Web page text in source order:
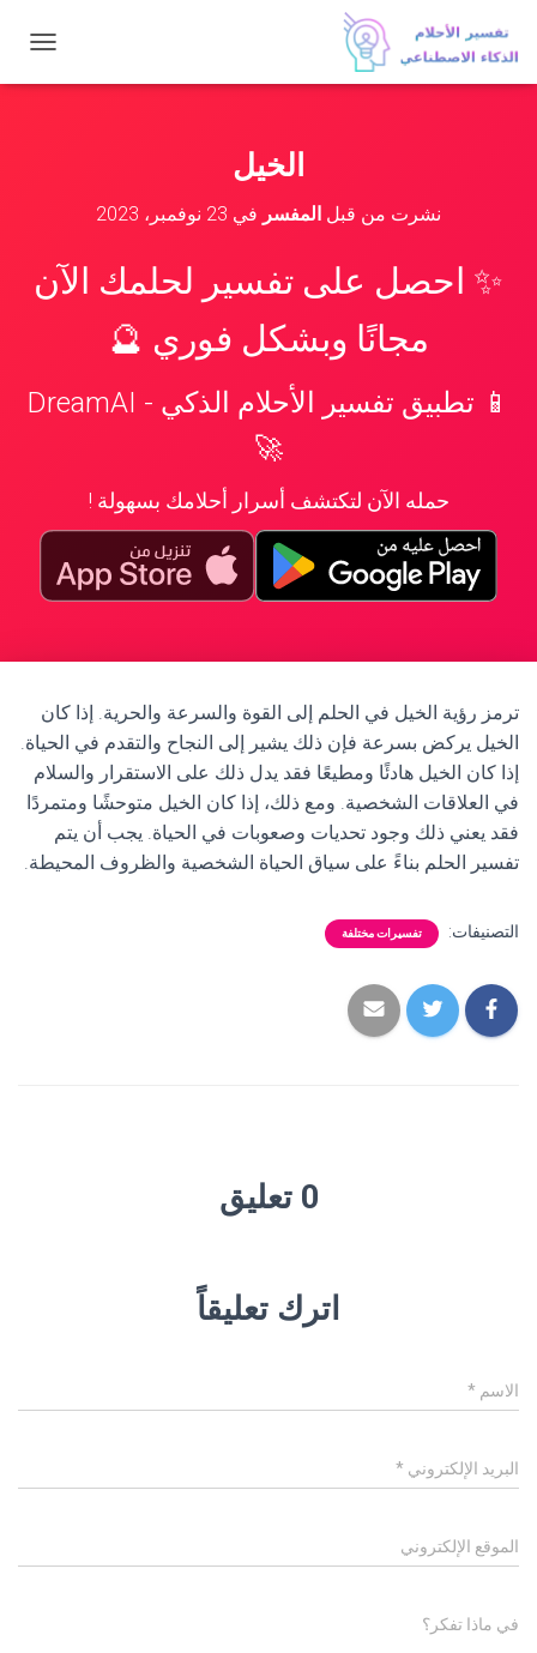
ب
ل
الخيل
نشرت من قبل المفسر في 23 نوفمبر، 2023
✨ احصل على تفسير لحلمك الآن
مجانًا وبشكل فوري 🔮
📱 تطبيق تفسير الأحلام الذكي - DreamAI
🚀
حمله الآن لتكتشف أسرار أحلامك بسهولة !
ترمز رؤية الخيل في الحلم إلى القوة والسرعة والحرية. إذا كان
الخيل يركض بسرعة فإن ذلك يشير إلى النجاح والتقدم في الحياة.
إذا كان الخيل هادئًا ومطيعًا فقد يدل ذلك على الاستقرار والسلام
في العلاقات الشخصية. ومع ذلك، إذا كان الخيل متوحشًا ومتمردًا
فقد يعني ذلك وجود تحديات وصعوبات في الحياة. يجب أن يتم
تفسير الحلم بناءً على سياق الحياة الشخصية والظروف المحيطة.
التصنيفات: تفسيرات مختلفة
0 تعليق
اترك تعليقاً
الاسم *
البريد الإلكتروني *
الموقع الإلكتروني
في ماذا تفكر؟